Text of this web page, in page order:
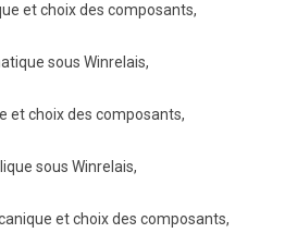
et choix des composants,
sous Winrelais,
et choix des composants,
sous Winrelais,
et choix des composants,